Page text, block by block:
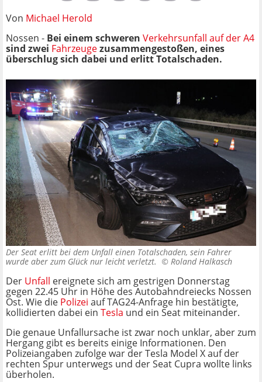
Von Michael Herold
Nossen - Bei einem schweren Verkehrsunfall auf der A4
sind zwei Fahrzeugezusammengestoßen, eines
überschlug sich dabei und erlitt Totalschaden.
Der Seat erlitt bei dem Unfall einen Totalschaden, sein Fahrer
wurde aber zum Glück nur leicht verletzt. © Roland Halkasch
Der Unfall ereignete sich am gestrigen Donnerstag
gegen 22.45 Uhr in Höhe des Autobahndreiecks Nossen
Ost. Wie die Polizei auf TAG24-Anfrage hin bestätigte,
kollidierten dabei ein Tesla und ein Seat miteinander.
Die genaue Unfallursache ist zwar noch unklar, aber zum
Hergang gibt es bereits einige Informationen. Den
Polizeiangaben zufolge war der Tesla Model X auf der
rechten Spur unterwegs und der Seat Cupra wollte links
überholen.